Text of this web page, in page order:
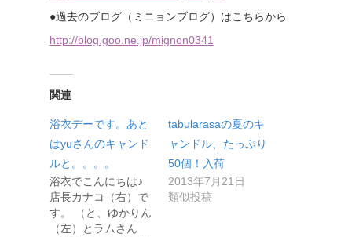
●過去のブログ（ミニョンブログ）はこちらから
http://blog.goo.ne.jp/mignon0341
関連
浴衣デーです。あと
はyuさんのキャンド
ルと。。。。
浴衣でこんにちは♪
店長カナコ（右）で
す。 （と、ゆかりん
（左）とラムさん
tabularasaの夏のキ
ャンドル、たっぷり
50個！入荷
2013年7月21日
類似投稿